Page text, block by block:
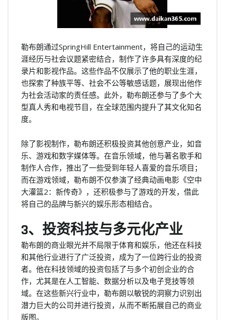
勒布朗通过SpringHill Entertainment，将自己的运动生
涯经历与社会议题紧密结合，制作了许多具有深度的纪
录片和影视作品。这些作品不仅展示了他的职业生涯，
也探索了种族平等、社会不公等敏感话题，展现出他作
为社会活动家的责任感。此外，勒布朗还参与了多个大
型真人秀和电视节目，在全球范围内提升了其文化知名
度。
除了影视制作，勒布朗还积极投资其他创意产业，如音
乐、游戏和数字媒体等。在音乐领域，他与著名歌手和
制作人合作，推出了一些受到年轻人喜爱的音乐项目；
而在游戏领域，勒布朗不仅参演了经典动画电影《空中
大灌篮2：新传奇》，还积极参与了游戏的开发，借此
将自己的品牌与新兴的娱乐形态相结合。
3、投资科技与多元化产业
勒布朗的商业眼光并不局限于体育和娱乐，他还在科技
和其他行业进行了广泛投资，成为了一位跨行业的投资
者。他在科技领域的投资包括了与多个初创企业的合
作，尤其是在人工智能、数据分析以及电子竞技等领
域。在这些新兴行业中，勒布朗以敏锐的洞察力识别出
潜力巨大的公司并进行投资，从而不断拓展自己的商业
版图。